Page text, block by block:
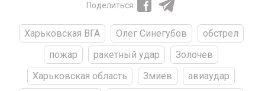
Поделиться
Харьковская ВГА Олег Синегубов
обстрел
пожар
ракетный удар
Золочев
Харьковская область
Змиев
авиаудар